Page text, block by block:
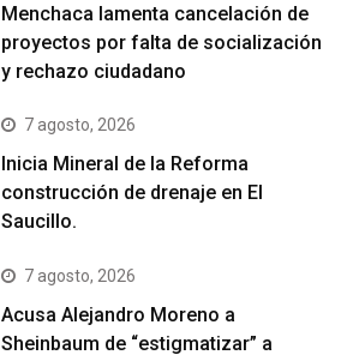
Menchaca lamenta cancelación de
proyectos por falta de socialización
y rechazo ciudadano
7 agosto, 2026
Inicia Mineral de la Reforma
construcción de drenaje en El
Saucillo.
7 agosto, 2026
Acusa Alejandro Moreno a
Sheinbaum de “estigmatizar” a